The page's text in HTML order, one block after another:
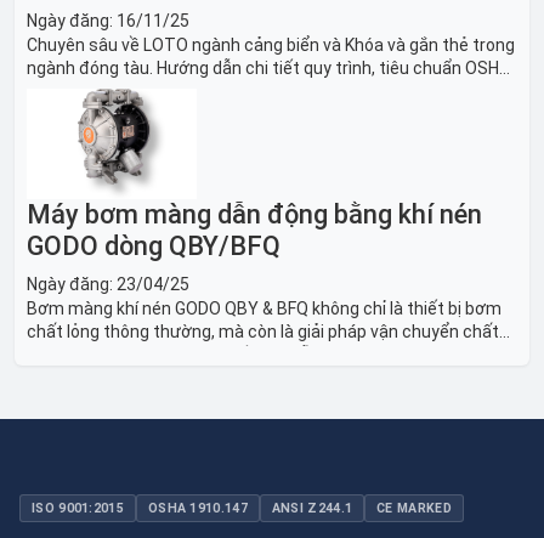
Ngày đăng: 16/11/25
Chuyên sâu về LOTO ngành cảng biển và Khóa và gắn thẻ trong
ngành đóng tàu. Hướng dẫn chi tiết quy trình, tiêu chuẩn OSHA,
thiết bị và Giải pháp LOTO trong công nghiệp đóng tàu toàn
Máy bơm màng dẫn động bằng khí nén
GODO dòng QBY/BFQ
Ngày đăng: 23/04/25
Bơm màng khí nén GODO QBY & BFQ không chỉ là thiết bị bơm
chất lỏng thông thường, mà còn là giải pháp vận chuyển chất
ISO 9001:2015 OSHA 1910.147 ANSI Z244.1 CE MARKED